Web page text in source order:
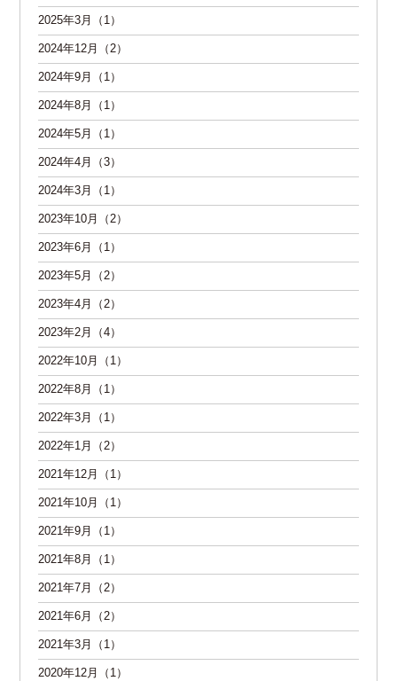
2025年3月（1）
2024年12月（2）
2024年9月（1）
2024年8月（1）
2024年5月（1）
2024年4月（3）
2024年3月（1）
2023年10月（2）
2023年6月（1）
2023年5月（2）
2023年4月（2）
2023年2月（4）
2022年10月（1）
2022年8月（1）
2022年3月（1）
2022年1月（2）
2021年12月（1）
2021年10月（1）
2021年9月（1）
2021年8月（1）
2021年7月（2）
2021年6月（2）
2021年3月（1）
2020年12月（1）